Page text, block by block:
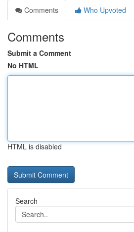
Comments
Who Upvoted
Comments
Submit a Comment
No HTML
HTML is disabled
Search